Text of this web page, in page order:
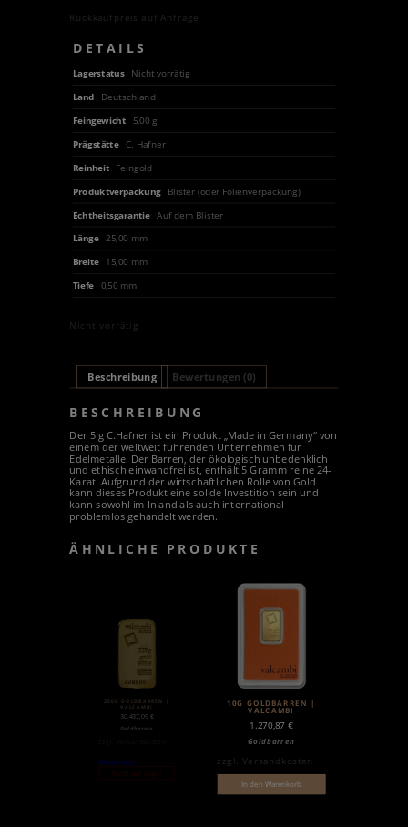
Rückkaufpreis auf Anfrage
DETAILS
Lagerstatus
Nicht vorrätig
Land
Deutschland
Feingewicht
5,00 g
Prägstätte C. Hafner
Reinheit
Feingold
Produktverpackung
Blister (oder Folienverpackung)
Echtheitsgarantie Auf dem Blister
Länge 25,00 mm
Breite
15,00 mm
Tiefe 0,50 mm
Nicht vorrätig
Beschreibung Bewertungen (0)
BESCHREIBUNG
Der 5 g C.Hafner ist ein Produkt „Made in Germany“ von
einem der weltweit führenden Unternehmen für
Edelmetalle. Der Barren, der ökologisch unbedenklich
und ethisch einwandfrei ist, enthält 5 Gramm reine 24-
Karat. Aufgrund der wirtschaftlichen Rolle von Gold
kann dieses Produkt eine solide Investition sein und
kann sowohl im Inland als auch international
problemlos gehandelt werden.
ÄHNLICHE PRODUKTE
250G GOLDBARREN |
VALCAMBI
30.437,09 €
Goldbarren
Weiterlesen
Nicht auf Lager
10G GOLDBARREN |
VALCAMBI
1.270,87 €
Goldbarren
zzgl. Versandkosten
In den Warenkorb